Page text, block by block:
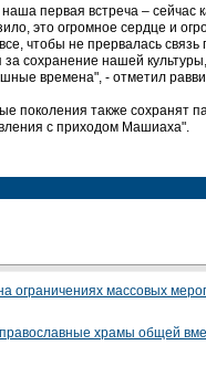
наша первая встреча –
это огромное сердце и
чтобы не прервалась
сохранение нашей
времена", - отметил
поколения также сохранят
с приходом Машиаха".
ограничениях массовых
храмы общей